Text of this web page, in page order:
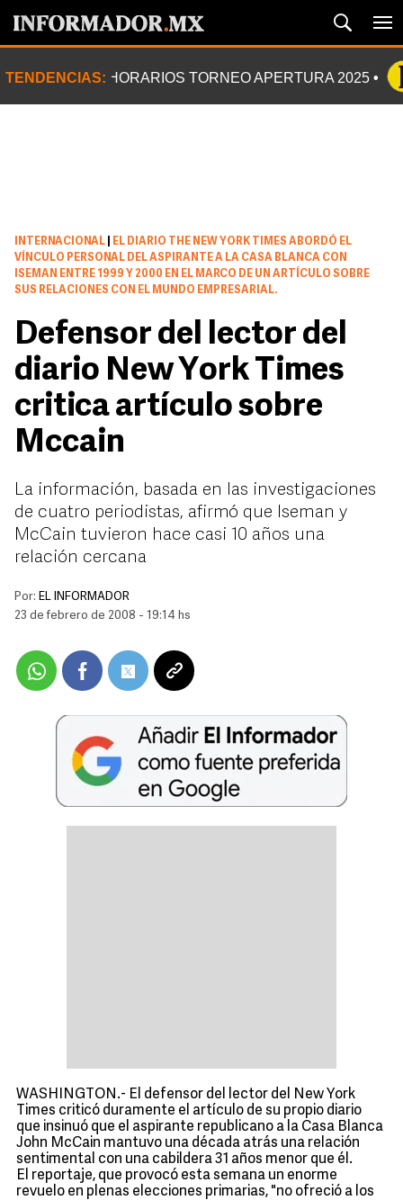
TENDENCIAS: HORARIOS TORNEO APERTURA 2025
INTERNACIONAL
EL DIARIO THE NEW YORK TIMES ABORDÓ EL
VÍNCULO PERSONAL DEL ASPIRANTE A LA CASA BLANCA CON
ISEMAN ENTRE 1999 Y 2000 EN EL MARCO DE UN ARTÍCULO SOBRE
SUS RELACIONES CON EL MUNDO EMPRESARIAL.
Defensor del lector del
diario New York Times
critica artículo sobre
Mccain
La información, basada en las investigaciones
de cuatro periodistas, afirmó que Iseman y
McCain tuvieron hace casi 10 años una
relación cercana
Por: EL INFORMADOR
23 de febrero de 2008 - 19:14 hs
WASHINGTON.- El defensor del lector del New York
Times criticó duramente el artículo de su propio diario
que insinuó que el aspirante republicano a la Casa Blanca
John McCain mantuvo una década atrás una relación
sentimental con una cabildera 31 años menor que él.
El reportaje, que provocó esta semana un enorme
revuelo en plenas elecciones primarias, "no ofreció a los